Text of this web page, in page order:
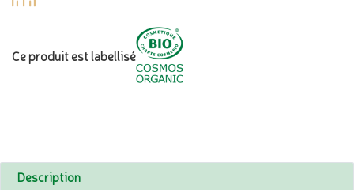
Ce produit est labellisé
Description